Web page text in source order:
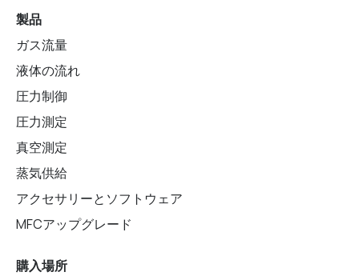
製品
ガス流量
液体の流れ
圧力制御
圧力測定
真空測定
蒸気供給
アクセサリーとソフトウェア
MFCアップグレード
購入場所